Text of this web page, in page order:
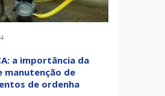
a importância da
manutenção de
de ordenha